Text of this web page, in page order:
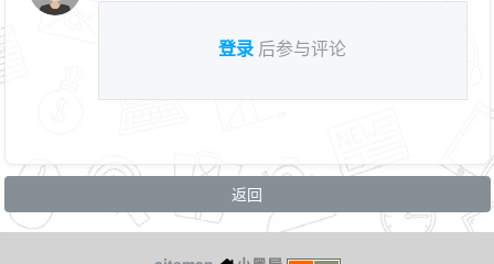
登录 后参与评论
返回